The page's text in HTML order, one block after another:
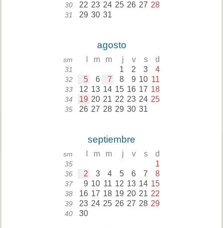
30 22 23 24 25 26 27 28
31 29 30 31
agosto
sm m m j v s d
31 1 2 3 4
32 5 6 7 8 9 10 11
33 12 13 14 15 16 17 18
34 19 20 21 22 23 24 25
35 26 27 28 29 30 31
septiembre
sm m m j v s d
35 1
36 2 3 4 5 6 7 8
37 9 10 11 12 13 14 15
38 16 17 18 19 20 21 22
39 23 24 25 26 27 28 29
40 30